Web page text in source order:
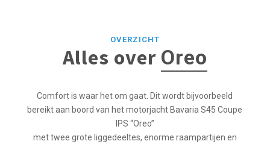
OVERZICHT
Alles over Oreo
Comfort is waar het om gaat. Dit wordt bijvoorbeeld
bereikt aan boord van het motorjacht Bavaria S45 Coupe
IPS “Oreo”
met twee grote liggedeeltes, enorme raampartijen en